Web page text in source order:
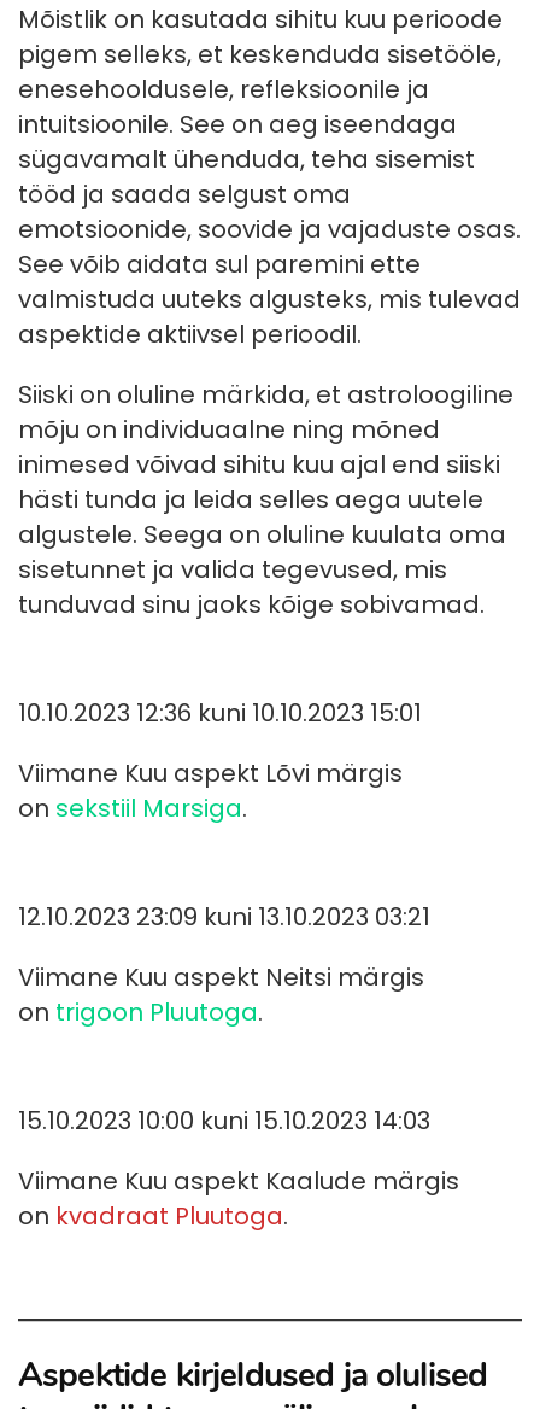
Mõistlik on kasutada sihitu kuu perioode
pigem selleks, et keskenduda sisetööle,
enesehooldusele, refleksioonile ja
intuitsioonile. See on aeg iseendaga
sügavamalt ühenduda, teha sisemist
tööd ja saada selgust oma
emotsioonide, soovide ja vajaduste osas.
See võib aidata sul paremini ette
valmistuda uuteks algusteks, mis tulevad
aspektide aktiivsel perioodil.
Siiski on oluline märkida, et astroloogiline
mõju on individuaalne ning mõned
inimesed võivad sihitu kuu ajal end siiski
hästi tunda ja leida selles aega uutele
algustele. Seega on oluline kuulata oma
sisetunnet ja valida tegevused, mis
tunduvad sinu jaoks kõige sobivamad.
10.10.2023 12:36 kuni 10.10.2023 15:01
Viimane Kuu aspekt Lõvi märgis
on sekstiil Marsiga.
12.10.2023 23:09 kuni 13.10.2023 03:21
Viimane Kuu aspekt Neitsi märgis
on trigoon Pluutoga.
15.10.2023 10:00 kuni 15.10.2023 14:03
Viimane Kuu aspekt Kaalude märgis
on kvadraat Pluutoga.
Aspektide kirjeldused ja olulised